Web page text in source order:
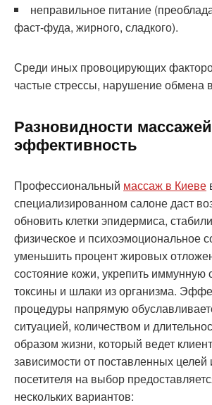
неправильное питание
фаст-фуда, жирного, сладкого).
Среди иных провоцирующих
частые стрессы, нарушение обмена
Разновидности
эффективность
Профессиональный массаж в Киеве
специализированном салоне даст
обновить клетки эпидермиса,
физическое и психоэмоциональное
уменьшить процент жировых
состояние кожи, укрепить иммунную
токсины и шлаки из организма.
процедуры напрямую
ситуацией, количеством и
образом жизни, который ведет
зависимости от поставленных
посетителя на выбор
нескольких вариантов: